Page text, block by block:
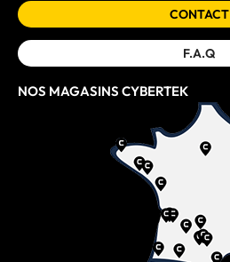
CONTACT
F.A.Q
NOS MAGASINS CYBERTEK